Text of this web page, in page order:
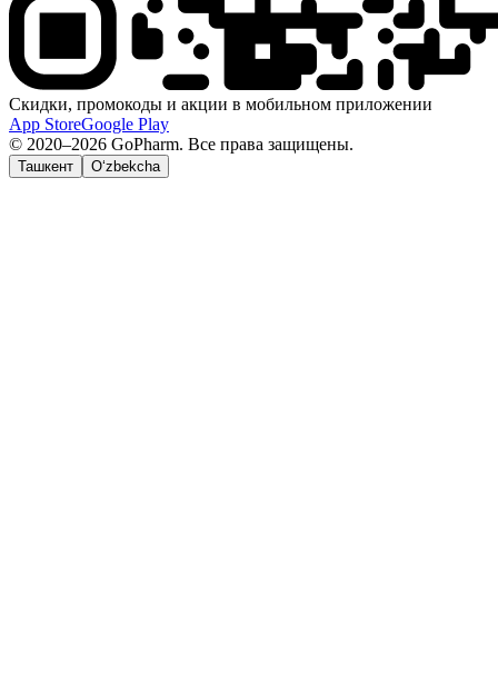
Скидки, промокоды и акции в мобильном приложении
App StoreGoogle Play
© 2020–2026 GoPharm. Все права защищены.
Ташкент O‘zbekcha